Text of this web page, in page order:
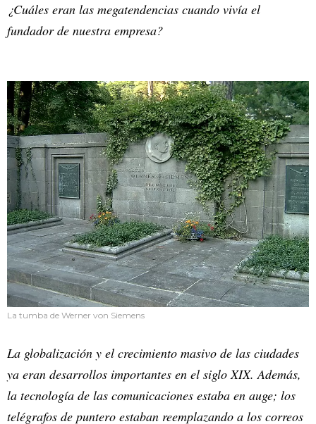
¿Cuáles eran las megatendencias cuando vivía el
fundador de nuestra empresa?
La tumba de Werner von Siemens
La globalización y el crecimiento masivo de las ciudades
ya eran desarrollos importantes en el siglo XIX. Además,
la tecnología de las comunicaciones estaba en auge; los
telégrafos de puntero estaban reemplazando a los correos